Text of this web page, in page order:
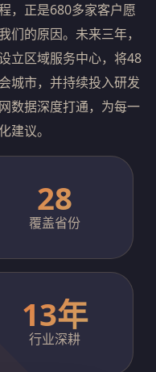
，正是680多家客户愿
们的原因。未来三年，
立区域服务中心，将48
城市，并持续投入研发
数据深度打通，为每一
建议。
28
覆盖省份
13年
行业深耕